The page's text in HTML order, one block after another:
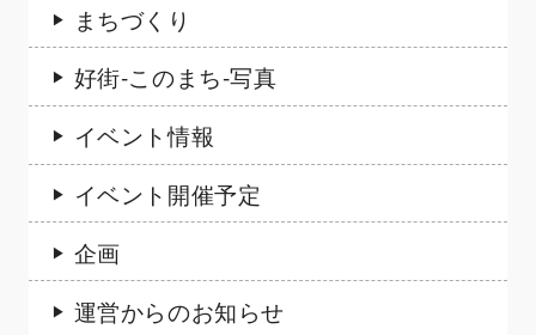
まちづくり
好街-このまち-写真
イベント情報
イベント開催予定
企画
運営からのお知らせ